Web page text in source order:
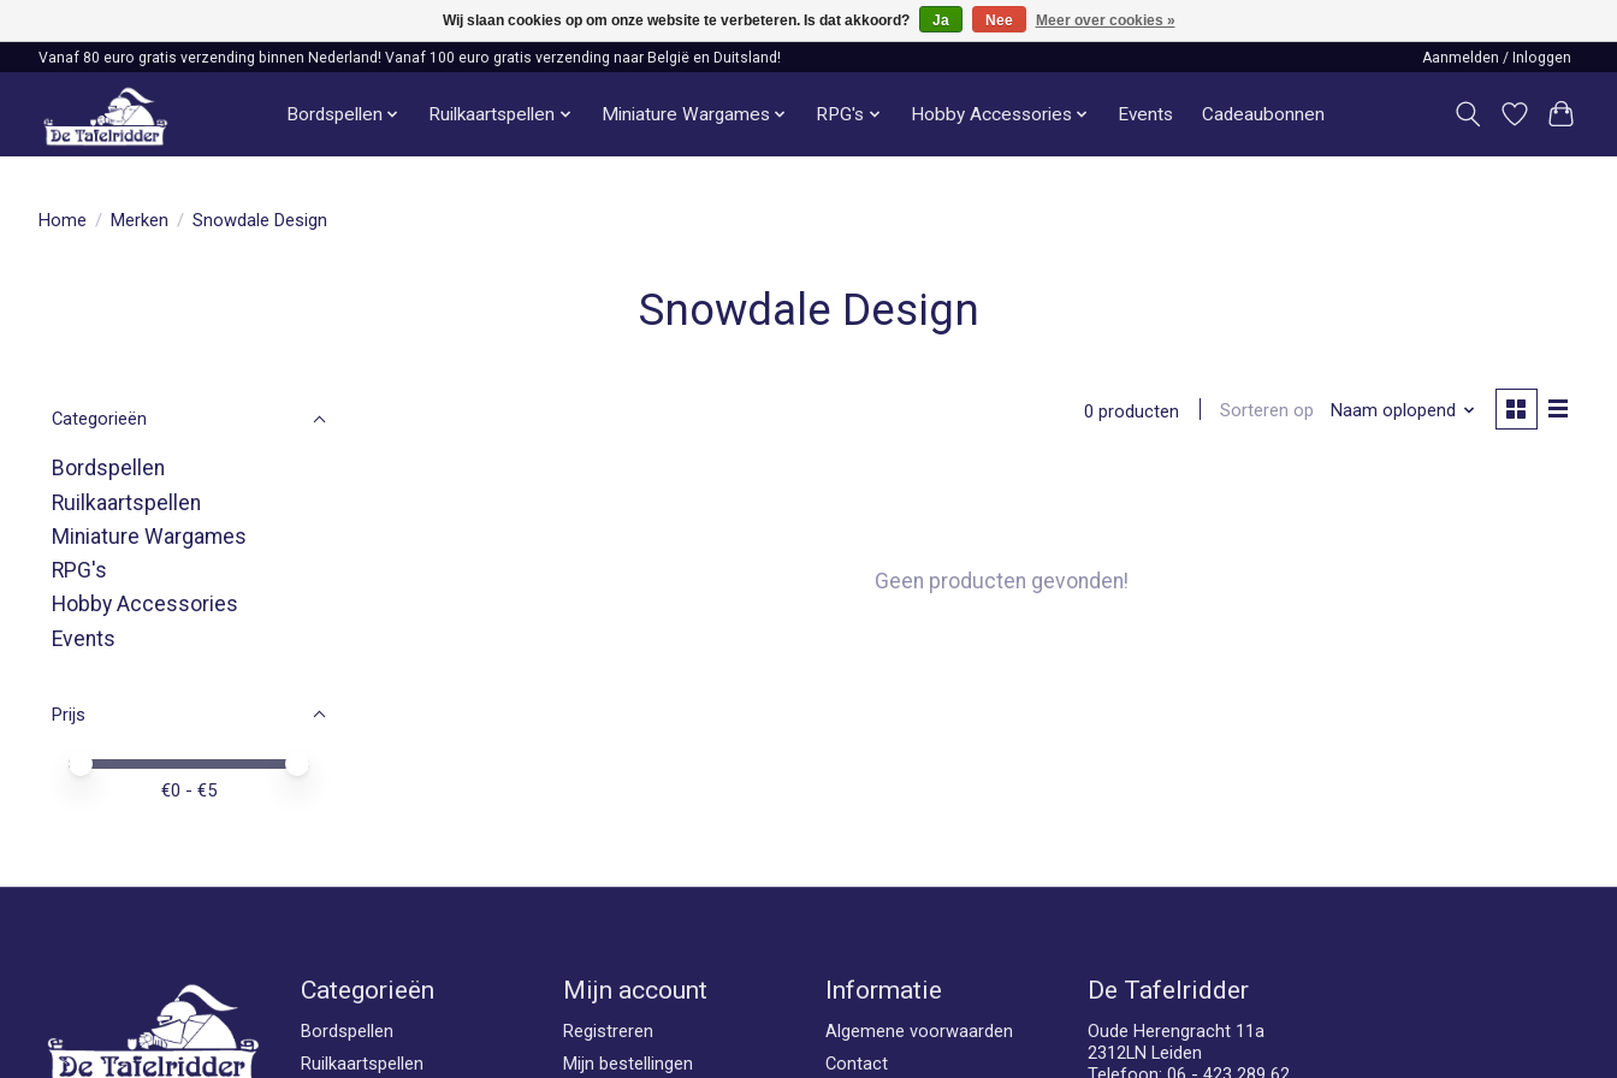
Vanaf 80 euro gratis verzending binnen Nederland! Vanaf 100 euro gratis verzending naar België en Duitsland! Aanmelden / Inloggen
Bordspellen Ruilkaartspellen Miniature Wargames RPG's Hobby Accessories Events Cadeaubonnen
Home / Merken / Snowdale Design
Snowdale Design
Categorieën
Bordspellen
Ruilkaartspellen
Miniature Wargames
RPG's
Hobby Accessories
Events
Prijs
Minimale prijswaarde
Price maximum value
€0 - €5
0 producten Sorteren op Naam oplopend
Geen producten gevonden!
Categorieën
Bordspellen
Ruilkaartspellen
Mijn account
Registreren
Mijn bestellingen
Informatie
Algemene voorwaarden
Contact
De Tafelridder
Oude Herengracht 11a
2312LN Leiden
Wij slaan cookies op om onze website te verbeteren. Is dat akkoord? Ja Nee Meer over cookies »